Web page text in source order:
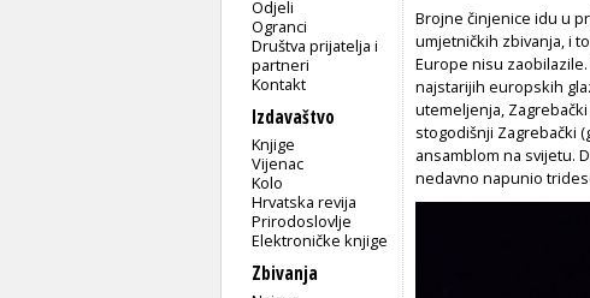
Odjeli
Ogranci
Društva prijatelja i
partneri
Kontakt
Izdavaštvo
Knjige
Vijenac
Kolo
Hrvatska revija
Prirodoslovlje
Elektroničke knjige
Zbivanja
Brojne činjenice idu u
umjetničkih zbivanja, i
Europe nisu
najstarijih europskih
utemeljenja,
stogodišnji Zagrebački
ansamblom na svijetu.
nedavno napunio